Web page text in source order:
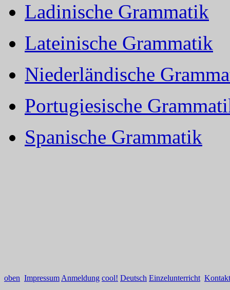
Ladinische Grammatik
Lateinische Grammatik
Niederländische
Portugiesische
Spanische Grammatik
oben Impressum Anmeldung cool! Deutsch Einzelunterricht Kontakt